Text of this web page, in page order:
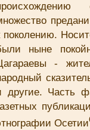
поколению.
ныне
-
другие. Часть
Осетии